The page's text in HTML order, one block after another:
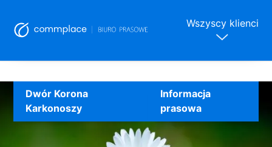
to
content
Wszyscy klienci
Dwór Korona
Karkonoszy
Informacja
prasowa